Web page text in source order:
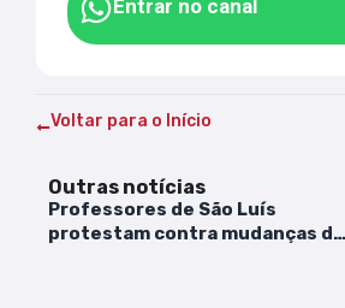
Entrar no canal
Voltar para o Início
Outras notícias
Professores de São Luís
protestam contra mudanças da